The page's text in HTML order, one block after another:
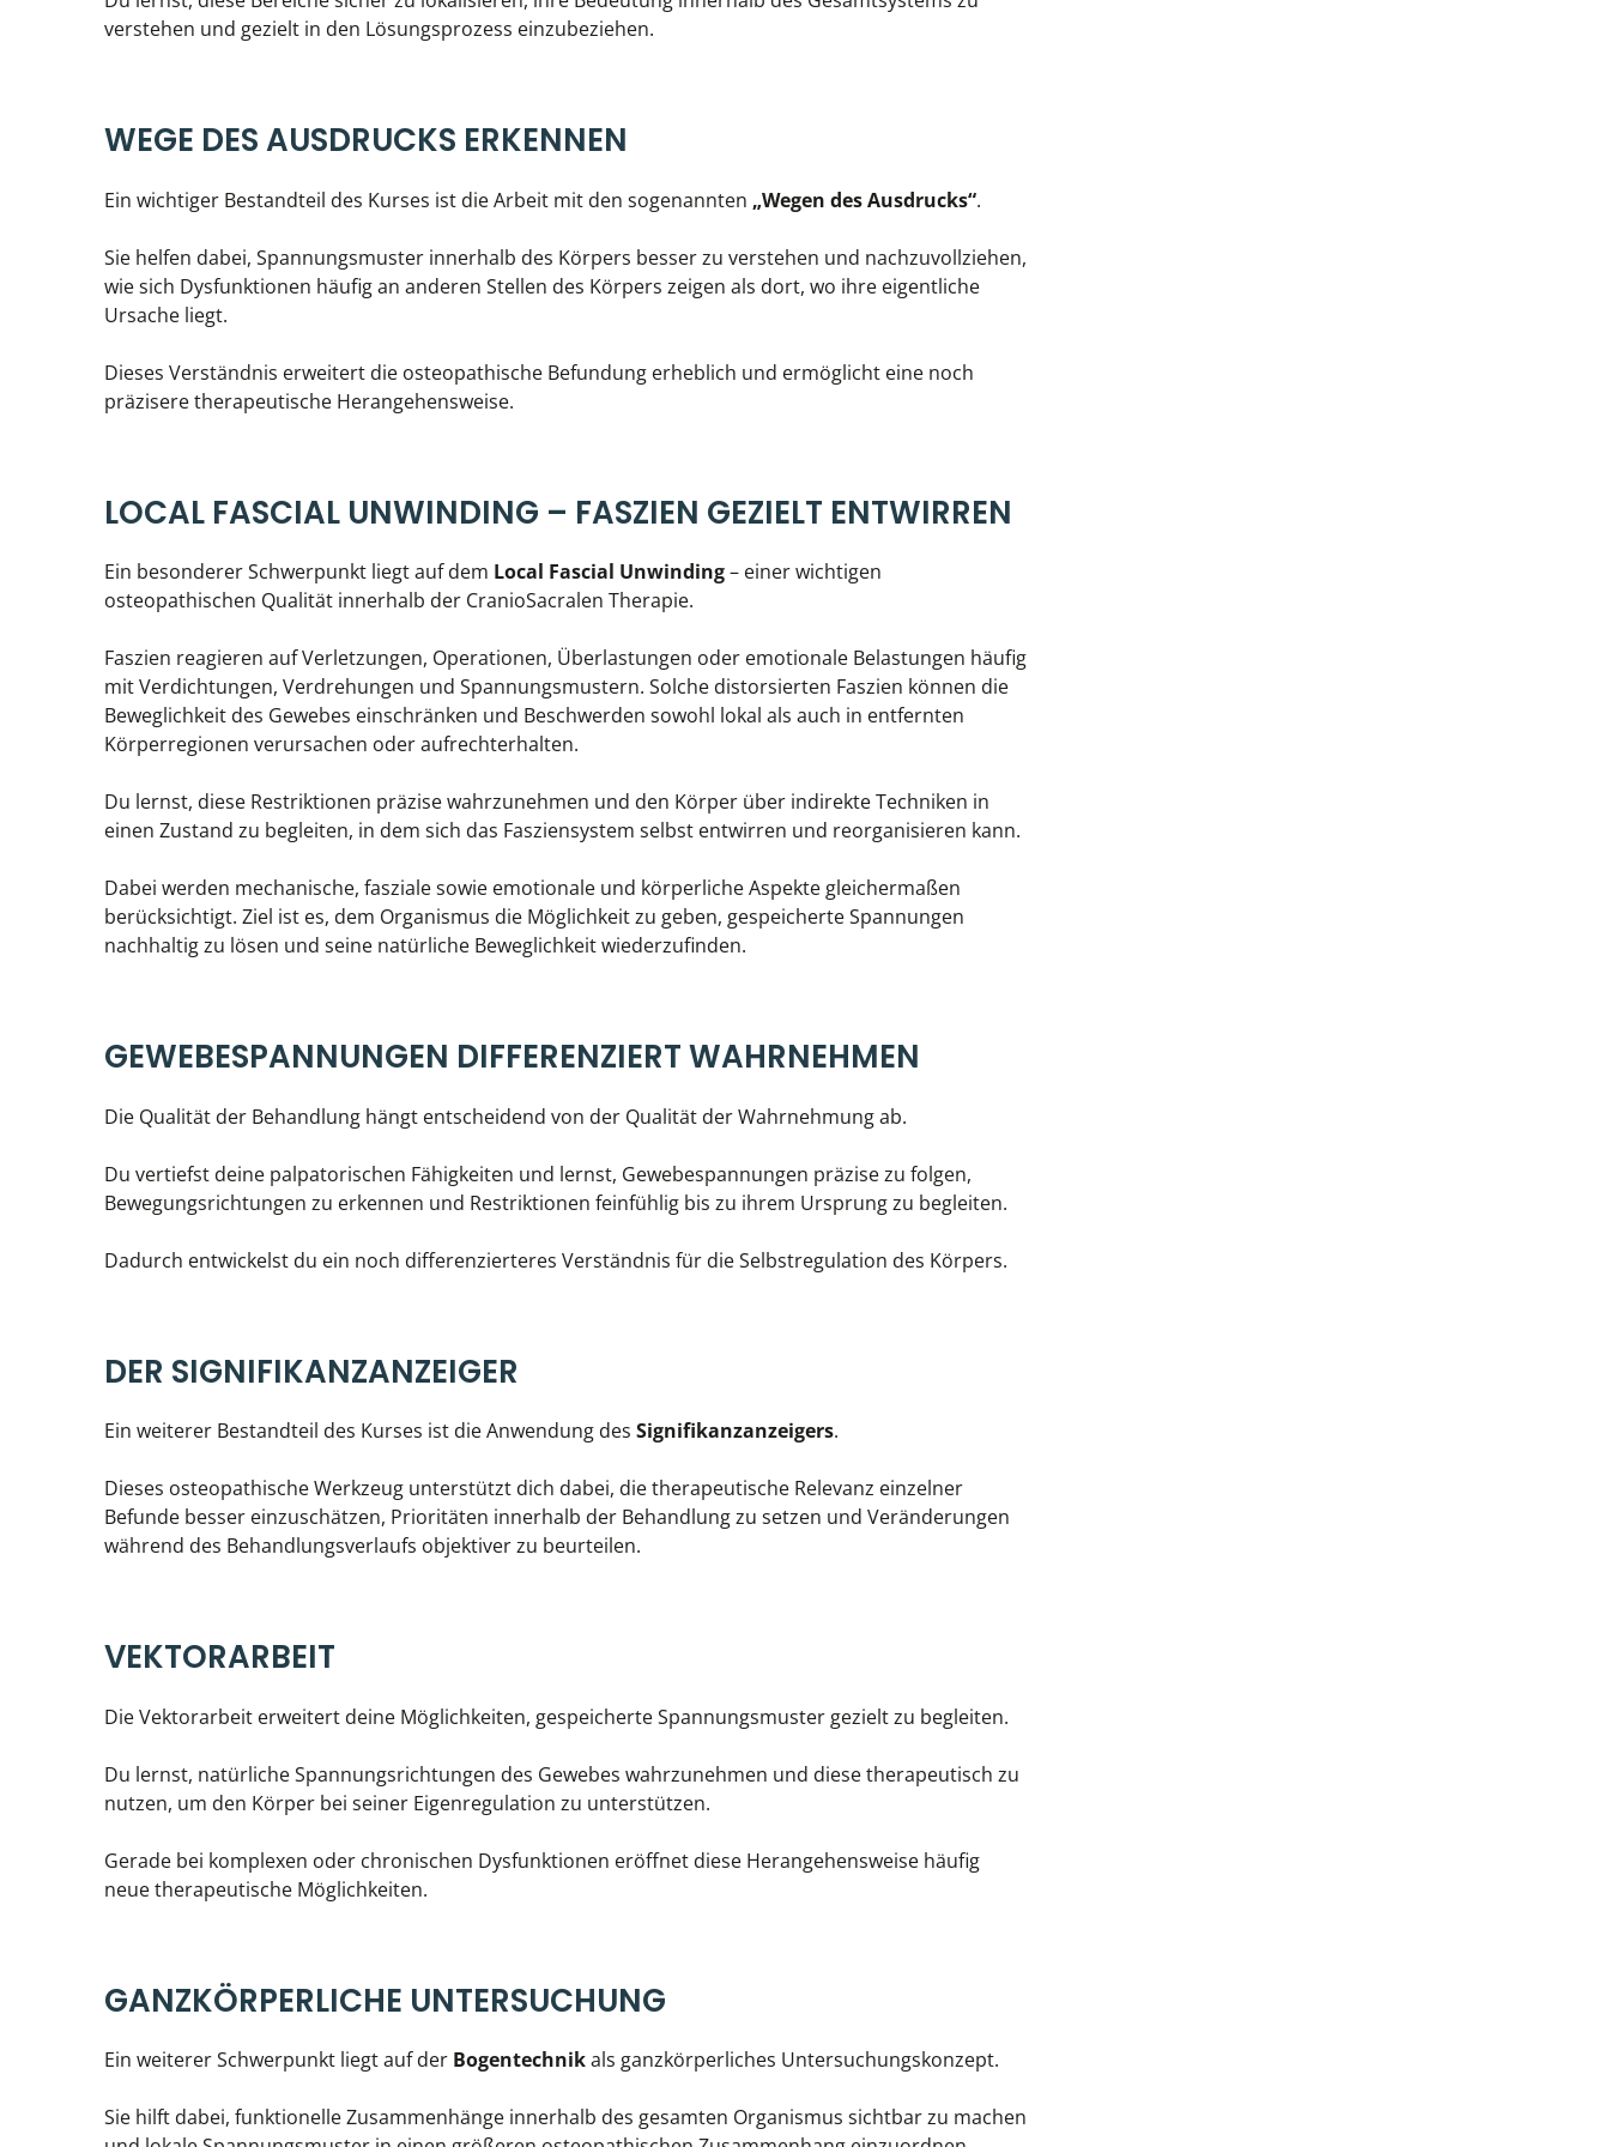
verstehen und gezielt in den Lösungsprozess einzubeziehen.
WEGE DES AUSDRUCKS ERKENNEN
Ein wichtiger Bestandteil des Kurses ist die Arbeit mit den sogenannten „Wegen des Ausdrucks“.
Sie helfen dabei, Spannungsmuster innerhalb des Körpers besser zu verstehen und nachzuvollziehen,
wie sich Dysfunktionen häufig an anderen Stellen des Körpers zeigen als dort, wo ihre eigentliche
Ursache liegt.
Dieses Verständnis erweitert die osteopathische Befundung erheblich und ermöglicht eine noch
präzisere therapeutische Herangehensweise.
LOCAL FASCIAL UNWINDING – FASZIEN GEZIELT ENTWIRREN
Ein besonderer Schwerpunkt liegt auf dem Local Fascial Unwinding– einer wichtigen
osteopathischen Qualität innerhalb der CranioSacralen Therapie.
Faszien reagieren auf Verletzungen, Operationen, Überlastungen oder emotionale Belastungen häufig
mit Verdichtungen, Verdrehungen und Spannungsmustern. Solche distorsierten Faszien können die
Beweglichkeit des Gewebes einschränken und Beschwerden sowohl lokal als auch in entfernten
Körperregionen verursachen oder aufrechterhalten.
Du lernst, diese Restriktionen präzise wahrzunehmen und den Körper über indirekte Techniken in
einen Zustand zu begleiten, in dem sich das Fasziensystem selbst entwirren und reorganisieren kann.
Dabei werden mechanische, fasziale sowie emotionale und körperliche Aspekte gleichermaßen
berücksichtigt. Ziel ist es, dem Organismus die Möglichkeit zu geben, gespeicherte Spannungen
nachhaltig zu lösen und seine natürliche Beweglichkeit wiederzufinden.
GEWEBESPANNUNGEN DIFFERENZIERT WAHRNEHMEN
Die Qualität der Behandlung hängt entscheidend von der Qualität der Wahrnehmung ab.
Du vertiefst deine palpatorischen Fähigkeiten und lernst, Gewebespannungen präzise zu folgen,
Bewegungsrichtungen zu erkennen und Restriktionen feinfühlig bis zu ihrem Ursprung zu begleiten.
Dadurch entwickelst du ein noch differenzierteres Verständnis für die Selbstregulation des Körpers.
DER SIGNIFIKANZANZEIGER
Ein weiterer Bestandteil des Kurses ist die Anwendung des Signifikanzanzeigers.
Dieses osteopathische Werkzeug unterstützt dich dabei, die therapeutische Relevanz einzelner
Befunde besser einzuschätzen, Prioritäten innerhalb der Behandlung zu setzen und Veränderungen
während des Behandlungsverlaufs objektiver zu beurteilen.
VEKTORARBEIT
Die Vektorarbeit erweitert deine Möglichkeiten, gespeicherte Spannungsmuster gezielt zu begleiten.
Du lernst, natürliche Spannungsrichtungen des Gewebes wahrzunehmen und diese therapeutisch zu
nutzen, um den Körper bei seiner Eigenregulation zu unterstützen.
Gerade bei komplexen oder chronischen Dysfunktionen eröffnet diese Herangehensweise häufig
neue therapeutische Möglichkeiten.
GANZKÖRPERLICHE UNTERSUCHUNG
Ein weiterer Schwerpunkt liegt auf der Bogentechnikals ganzkörperliches Untersuchungskonzept.
Sie hilft dabei, funktionelle Zusammenhänge innerhalb des gesamten Organismus sichtbar zu machen